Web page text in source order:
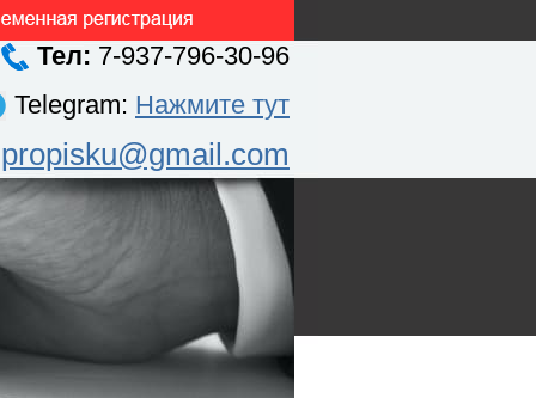
Тел: 7-937-796-30-96
Telegram: Нажмите тут